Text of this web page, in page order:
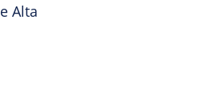
Alta